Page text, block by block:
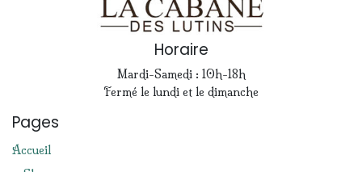
Horaire
Mardi-Samedi : 10h-18h
Fermé le lundi et le dimanche
Pages
Accueil